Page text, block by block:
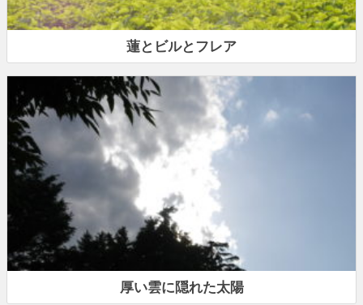
蓮とビルとフレア
厚い雲に隠れた太陽